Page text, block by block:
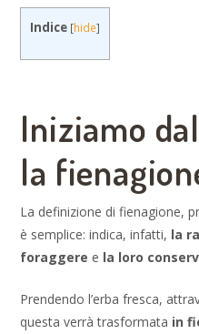
Indice [hide]
Iniziamo
la
La definizione di fienagione,
è semplice: indica, infatti, la
foraggere e la loro
Prendendo l’erba fresca,
questa verrà trasformata in